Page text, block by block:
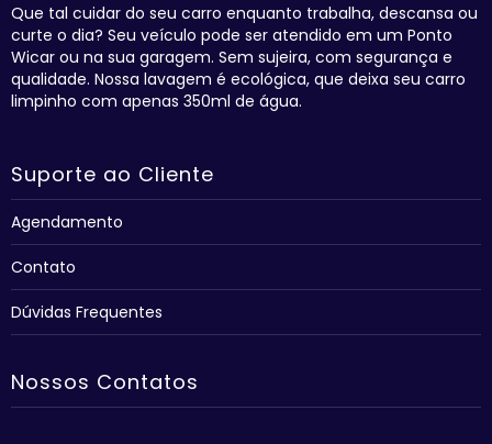
Que tal cuidar do seu carro enquanto trabalha, descansa ou
curte o dia? Seu veículo pode ser atendido em um Ponto
Wicar ou na sua garagem. Sem sujeira, com segurança e
qualidade. Nossa lavagem é ecológica, que deixa seu carro
limpinho com apenas 350ml de água.
Suporte ao Cliente
Agendamento
Contato
Dúvidas Frequentes
Nossos Contatos